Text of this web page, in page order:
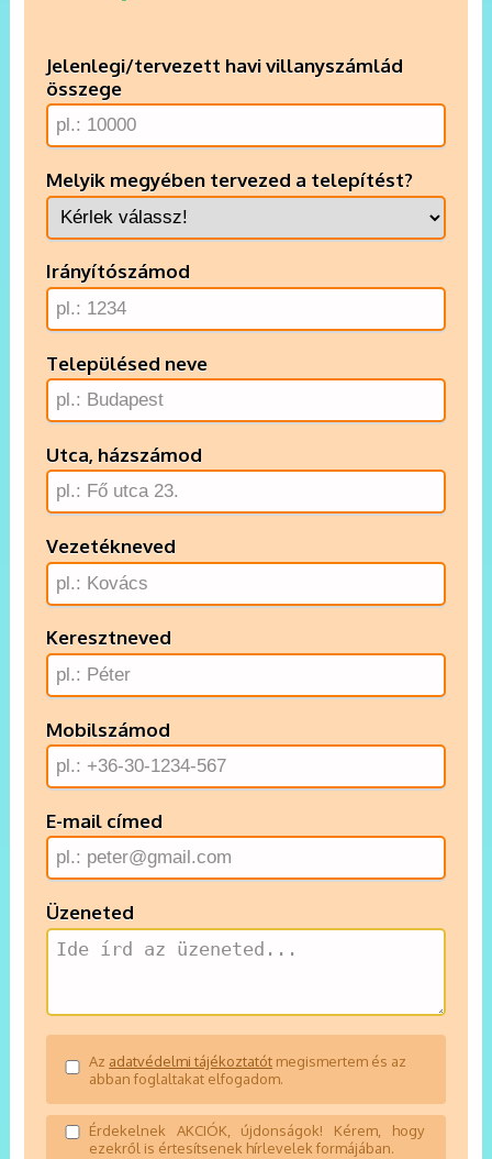
Jelenlegi/tervezett havi villanyszámlád
összege
Melyik megyében tervezed a telepítést?
Irányítószámod
Településed neve
Utca, házszámod
Vezetékneved
Keresztneved
Mobilszámod
E-mail címed
Üzeneted
Az adatvédelmi tájékoztatót megismertem és az
abban foglaltakat elfogadom.
Érdekelnek AKCIÓK, újdonságok! Kérem, hogy
ezekről is értesítsenek hírlevelek formájában.